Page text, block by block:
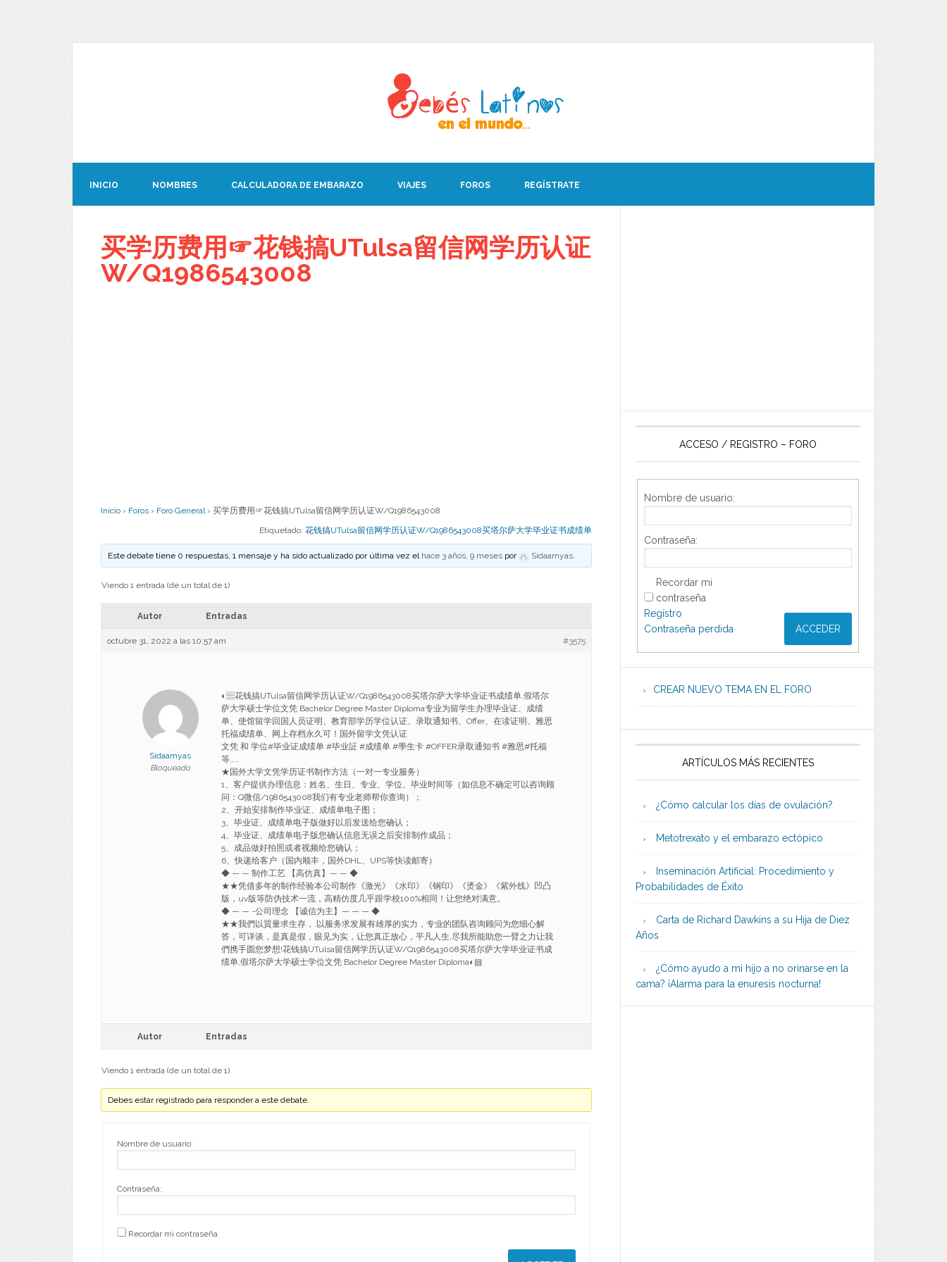
INICIO NOMBRES CALCULADORA DE EMBARAZO VIAJES FOROS REGÍSTRATE
买学历费用☞花钱搞UTulsa留信网学历认证
W/Q1986543008
Inicio › Foros › Foro General › 买学历费用☞花钱搞UTulsa留信网学历认证W/Q1986543008
Etiquetado: 花钱搞UTulsa留信网学历认证W/Q1986543008买塔尔萨大学毕业证书成绩单
Este debate tiene 0 respuestas, 1 mensaje y ha sido actualizado por última vez el hace 3 años, 9 meses por Sidaamyas.
Viendo 1 entrada (de un total de 1)
Autor Entradas
octubre 31, 2022 a las 10:57 am #3575
Sidaamyas
Bloqueado
◐▤花钱搞UTulsa留信网学历认证W/Q1986543008买塔尔萨大学毕业证书成绩单,假塔尔
萨大学硕士学位文凭 Bachelor Degree Master Diploma专业为留学生办理毕业证、成绩
单、使馆留学回国人员证明、教育部学历学位认证、录取通知书、Offer、在读证明、雅思
托福成绩单、网上存档永久可！国外留学文凭认证
文凭 和 学位#毕业证成绩单 #毕业証 #成绩单 #學生卡 #OFFER录取通知书 #雅思#托福
等……
★国外大学文凭学历证书制作方法（一对一专业服务）
1、客户提供办理信息：姓名、生日、专业、学位、毕业时间等（如信息不确定可以咨询顾
问：Q微信/1986543008我们有专业老师帮你查询）；
2、开始安排制作毕业证、成绩单电子图；
3、毕业证、成绩单电子版做好以后发送给您确认；
4、毕业证、成绩单电子版您确认信息无误之后安排制作成品；
5、成品做好拍照或者视频给您确认；
6、快递给客户（国内顺丰，国外DHL、UPS等快读邮寄）
◆ — — 制作工艺 【高仿真】— — ◆
★★凭借多年的制作经验本公司制作《激光》《水印》《钢印》《烫金》《紫外线》凹凸
版，uv版等防伪技术一流，高精仿度几乎跟学校100%相同！让您绝对满意。
◆ — — -公司理念 【诚信为主】— — — ◆
★★我們以質量求生存，.以服务求发展有雄厚的实力，专业的团队咨询顾问为您细心解
答，可详谈，是真是假，眼见为实，让您真正放心，平凡人生,尽我所能助您一臂之力让我
們携手圆您梦想!花钱搞UTulsa留信网学历认证W/Q1986543008买塔尔萨大学毕业证书成
绩单,假塔尔萨大学硕士学位文凭 Bachelor Degree Master Diploma◐▤
Autor Entradas
Viendo 1 entrada (de un total de 1)
Debes estar registrado para responder a este debate.
Nombre de usuario:
Contraseña:
Recordar mi contraseña
ACCESO / REGISTRO – FORO
Nombre de usuario:
Contraseña:
Recordar mi
contraseña
ACCEDER
Registro
Contraseña perdida
CREAR NUEVO TEMA EN EL FORO
ARTÍCULOS MÁS RECIENTES
¿Cómo calcular los días de ovulación?
Metotrexato y el embarazo ectópico
Inseminación Artificial: Procedimiento y
Probabilidades de Éxito
Carta de Richard Dawkins a su Hija de Diez
Años
¿Cómo ayudo a mi hijo a no orinarse en la
cama? ¡Alarma para la enuresis nocturna!